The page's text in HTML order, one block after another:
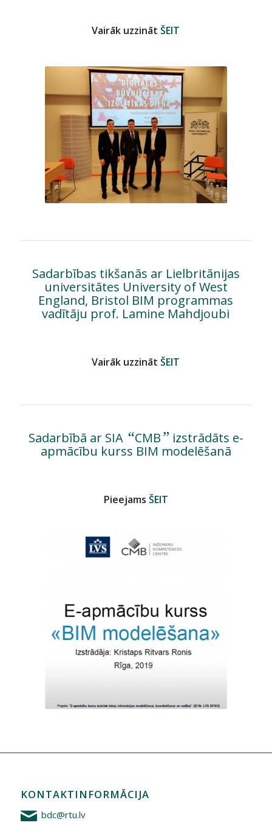
Vairāk uzzinātŠEIT
Sadarbības tikšanās ar Lielbritānijas
universitātes University of West
England, Bristol BIM programmas
vadītāju prof. Lamine Mahdjoubi
Vairāk uzzinātŠEIT
Sadarbībā ar SIA “CMB” izstrādāts e-
apmācību kurss BIM modelēšanā
Pieejams ŠEIT
KONTAKTINFORMĀCIJA
bdc@rtu.lv